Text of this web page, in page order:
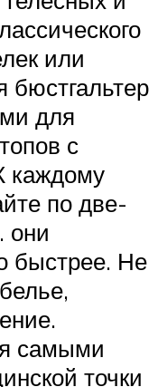
или
для
с
каждому
по две-
они
быстрее. Не
самыми
точки